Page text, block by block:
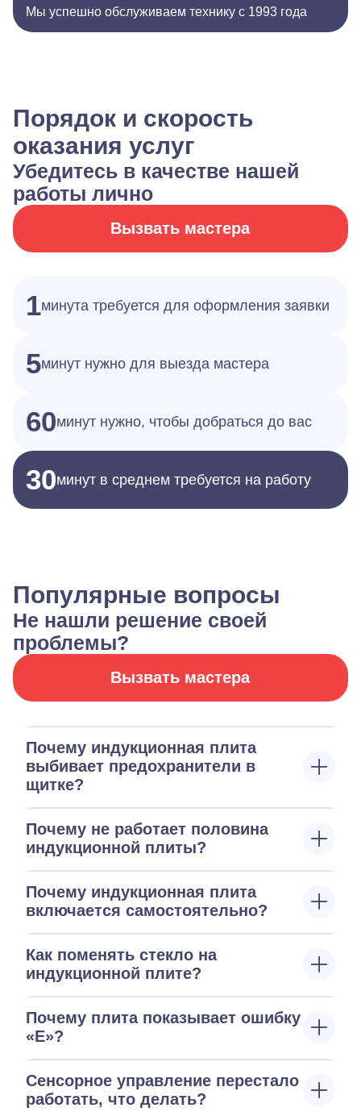
Мы успешно обслуживаем технику с 1993 года
Порядок и скорость
оказания услуг
Убедитесь в качестве нашей
работы лично
Вызвать мастера
1минута требуется для оформления заявки
5минут нужно для выезда мастера
60минут нужно, чтобы добраться до вас
30минут в среднем требуется на работу
Популярные вопросы
Не нашли решение своей
проблемы?
Вызвать мастера
Почему индукционная плита
выбивает предохранители в
щитке?
Почему не работает половина
индукционной плиты?
Почему индукционная плита
включается самостоятельно?
Как поменять стекло на
индукционной плите?
Почему плита показывает ошибку
«E»?
Сенсорное управление перестало
работать, что делать?